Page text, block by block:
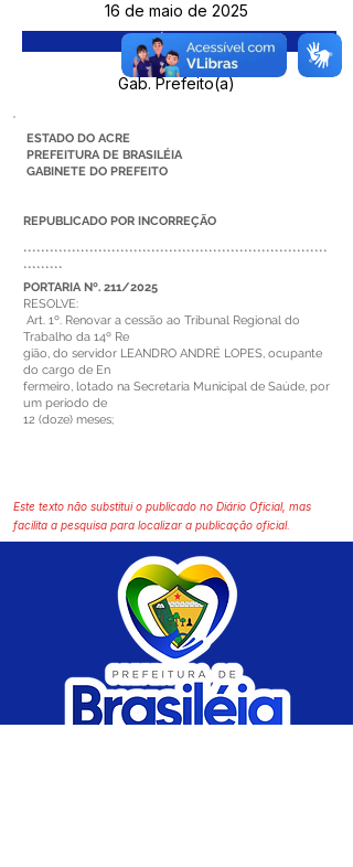
16 de maio de 2025
Órgão:
Gab. Prefeito(a)
ESTADO DO ACRE
PREFEITURA DE BRASILÉIA
GABINETE DO PREFEITO
REPUBLICADO POR INCORREÇÃO
*********************************************************************
*********
PORTARIA Nº. 211/2025
RESOLVE:
Art. 1º. Renovar a cessão ao Tribunal Regional do
Trabalho da 14º Re
gião, do servidor LEANDRO ANDRÉ LOPES, ocupante
do cargo de En
fermeiro, lotado na Secretaria Municipal de Saúde, por
um período de
12 (doze) meses;
Este texto não substitui o publicado no Diário Oficial, mas
facilita a pesquisa para localizar a publicação oficial.